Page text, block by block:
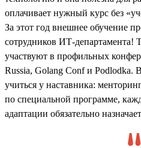
оплачивает нужный курс без
За этот год внешнее обучение
сотрудников ИТ-департамента!
участвуют в профильных
Russia, Golang Conf и
учиться у наставника:
по специальной программе,
адаптации обязательно